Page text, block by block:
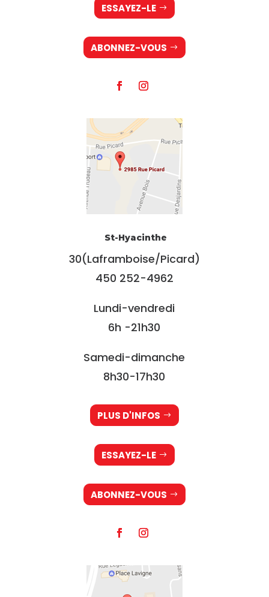
ESSAYEZ-LE
ABONNEZ-VOUS
St-Hyacinthe
30(Laframboise/Picard)
450 252-4962
Lundi-vendredi
6h -21h30
Samedi-dimanche
8h30-17h30
PLUS D'INFOS
ESSAYEZ-LE
ABONNEZ-VOUS